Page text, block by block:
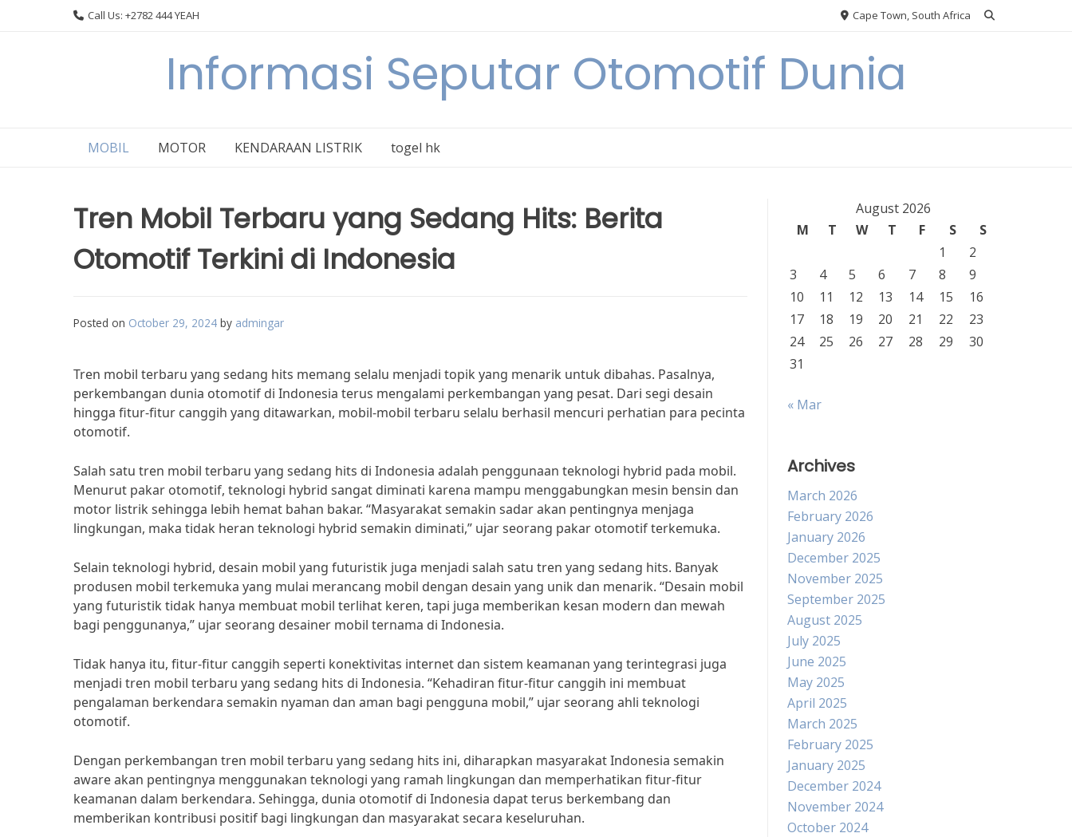
Call Us: +2782 444 YEAH Cape Town, South Africa
Informasi Seputar Otomotif Dunia
MOBIL MOTOR KENDARAAN LISTRIK togel hk
Tren Mobil Terbaru yang Sedang Hits: Berita
Otomotif Terkini di Indonesia
Posted on October 29, 2024 by admingar
Tren mobil terbaru yang sedang hits memang selalu menjadi topik yang menarik untuk dibahas. Pasalnya,
perkembangan dunia otomotif di Indonesia terus mengalami perkembangan yang pesat. Dari segi desain
hingga fitur-fitur canggih yang ditawarkan, mobil-mobil terbaru selalu berhasil mencuri perhatian para pecinta
otomotif.
Salah satu tren mobil terbaru yang sedang hits di Indonesia adalah penggunaan teknologi hybrid pada mobil.
Menurut pakar otomotif, teknologi hybrid sangat diminati karena mampu menggabungkan mesin bensin dan
motor listrik sehingga lebih hemat bahan bakar. “Masyarakat semakin sadar akan pentingnya menjaga
lingkungan, maka tidak heran teknologi hybrid semakin diminati,” ujar seorang pakar otomotif terkemuka.
Selain teknologi hybrid, desain mobil yang futuristik juga menjadi salah satu tren yang sedang hits. Banyak
produsen mobil terkemuka yang mulai merancang mobil dengan desain yang unik dan menarik. “Desain mobil
yang futuristik tidak hanya membuat mobil terlihat keren, tapi juga memberikan kesan modern dan mewah
bagi penggunanya,” ujar seorang desainer mobil ternama di Indonesia.
Tidak hanya itu, fitur-fitur canggih seperti konektivitas internet dan sistem keamanan yang terintegrasi juga
menjadi tren mobil terbaru yang sedang hits di Indonesia. “Kehadiran fitur-fitur canggih ini membuat
pengalaman berkendara semakin nyaman dan aman bagi pengguna mobil,” ujar seorang ahli teknologi
otomotif.
Dengan perkembangan tren mobil terbaru yang sedang hits ini, diharapkan masyarakat Indonesia semakin
aware akan pentingnya menggunakan teknologi yang ramah lingkungan dan memperhatikan fitur-fitur
keamanan dalam berkendara. Sehingga, dunia otomotif di Indonesia dapat terus berkembang dan
memberikan kontribusi positif bagi lingkungan dan masyarakat secara keseluruhan.
August 2026
M
T W T F S
S
1
2
3
4 5 6 7 8
9
10
11 12 13 14 15
16
17
18 19 20 21 22
23
24
25 26 27 28 29
30
31
« Mar
Archives
March 2026
February 2026
January 2026
December 2025
November 2025
September 2025
August 2025
July 2025
June 2025
May 2025
April 2025
March 2025
February 2025
January 2025
December 2024
November 2024
October 2024